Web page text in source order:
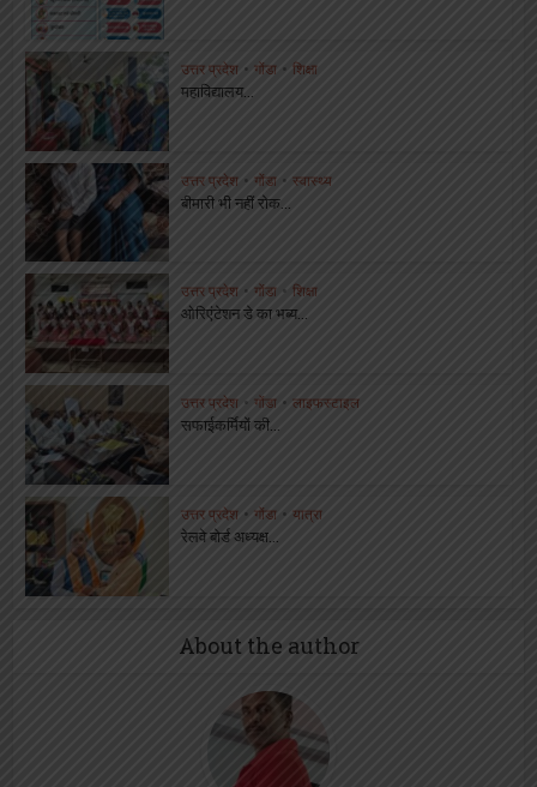
उत्तर प्रदेश • गोंडा • शिक्षा
महाविद्यालय...
उत्तर प्रदेश • गोंडा • स्वास्थ्य
बीमारी भी नहीं रोक...
उत्तर प्रदेश • गोंडा शिक्षा
ओरिएंटेशन डे का भब्य...
उत्तर प्रदेश • गोंडा • लाइफस्टाइल
सफाईकर्मियों की...
उत्तर प्रदेश • गोंडा • यात्रा
रेलवे बोर्ड अध्यक्ष...
About the author